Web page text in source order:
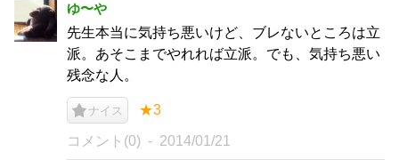
ゆ〜や
先生本当に気持ち悪いけど、ブレないところは立
派。あそこまでやれれば立派。でも、気持ち悪い
残念な人。
ナイス ★3
コメント(0) 2014/01/21